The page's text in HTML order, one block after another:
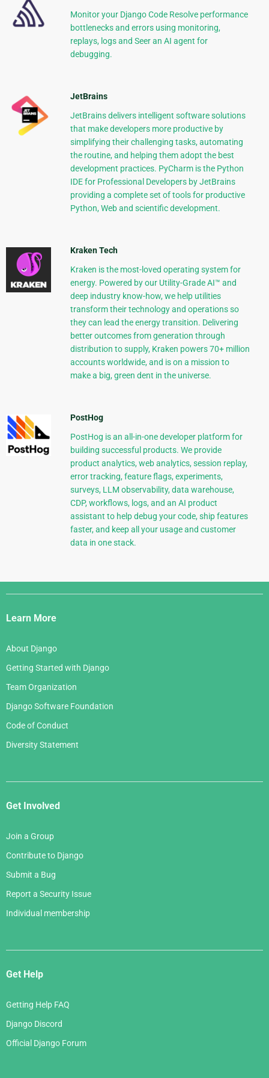
Monitor your Django Code Resolve performance
bottlenecks and errors using monitoring,
replays, logs and Seer an AI agent for
debugging.
JetBrains
JetBrains delivers intelligent software solutions
that make developers more productive by
simplifying their challenging tasks, automating
the routine, and helping them adopt the best
development practices. PyCharm is the Python
IDE for Professional Developers by JetBrains
providing a complete set of tools for productive
Python, Web and scientific development.
Kraken Tech
Kraken is the most-loved operating system for
energy. Powered by our Utility-Grade AI™ and
deep industry know-how, we help utilities
transform their technology and operations so
they can lead the energy transition. Delivering
better outcomes from generation through
distribution to supply, Kraken powers 70+ million
accounts worldwide, and is on a mission to
make a big, green dent in the universe.
PostHog
PostHog is an all-in-one developer platform for
building successful products. We provide
product analytics, web analytics, session replay,
error tracking, feature flags, experiments,
surveys, LLM observability, data warehouse,
CDP, workflows, logs, and an AI product
assistant to help debug your code, ship features
faster, and keep all your usage and customer
data in one stack.
Django
Links
Learn More
About Django
Getting Started with Django
Team Organization
Django Software Foundation
Code of Conduct
Diversity Statement
Get Involved
Join a Group
Contribute to Django
Submit a Bug
Report a Security Issue
Individual membership
Get Help
Getting Help FAQ
Django Discord
Official Django Forum